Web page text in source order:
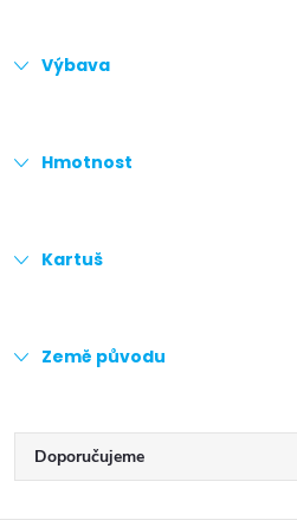
Výbava
Hmotnost
Kartuš
Země původu
ŘDoporučujeme